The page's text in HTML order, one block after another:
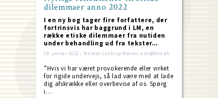
dilemmaer anno 2022
I en ny bog tager fire forfattere, der
fortrinsvis har baggrund i LM, en
række etiske dilemmaer fra nutiden
under behandling ud fra tekster…
28. januar 2022 / Nicklas Lautrup-Meiner, nlm@dlm.dk
”Hvis vi har været provokerende eller virket
for rigide undervejs, så lad være med at lade
dig afskrække eller overbevise af os. Spørg
i…